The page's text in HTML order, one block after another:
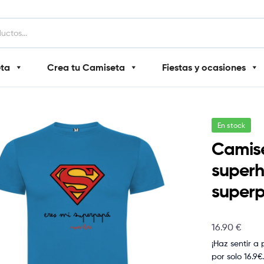
Crea tu Camiseta Fiestas y ocasiones
En stock
16.90 €
¡Haz sentir
por solo